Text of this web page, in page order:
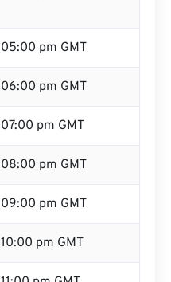
05:00 pm GMT
06:00 pm GMT
07:00 pm GMT
08:00 pm GMT
09:00 pm GMT
10:00 pm GMT